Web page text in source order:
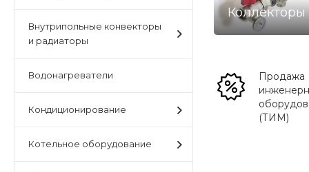
Внутрипольные конвекторы
и радиаторы
Водонагреватели
Кондиционирование
Котельное оборудование
Коллекторы
Продажа
(ТИМ)